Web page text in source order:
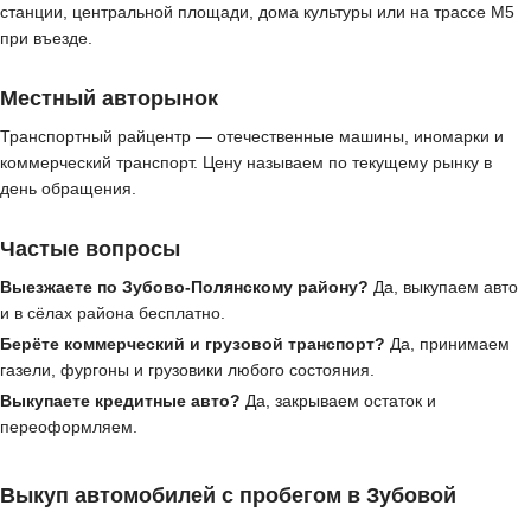
станции, центральной площади, дома культуры или на трассе М5
при въезде.
Местный авторынок
Транспортный райцентр — отечественные машины, иномарки и
коммерческий транспорт. Цену называем по текущему рынку в
день обращения.
Частые вопросы
Выезжаете по Зубово-Полянскому району? Да, выкупаем авто
и в сёлах района бесплатно.
Берёте коммерческий и грузовой транспорт? Да, принимаем
газели, фургоны и грузовики любого состояния.
Выкупаете кредитные авто? Да, закрываем остаток и
переоформляем.
Выкуп автомобилей с пробегом в Зубовой